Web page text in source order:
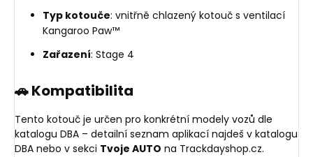
Typ kotouče: vnitřně chlazený kotouč s ventilací
Kangaroo Paw™
Zařazení: Stage 4
🚗 Kompatibilita
Tento kotouč je určen pro konkrétní modely vozů dle
katalogu DBA – detailní seznam aplikací najdeš v katalogu
DBA nebo v sekci Tvoje AUTO na Trackdayshop.cz.